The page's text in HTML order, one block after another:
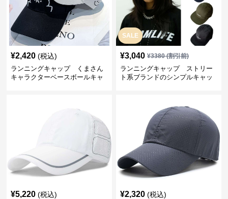
¥2,420 (税込)
ランニングキャップ くまさん
キャラクターベースボールキャ
SALE
¥3,040 ¥3380(割引前)
ランニングキャップ ストリー
ト系ブランドのシンプルキャッ
¥5,220 (税込) ¥2,320 (税込)